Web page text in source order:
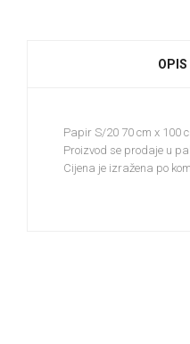
OPIS
Papir S/20 70 cm x 100
Proizvod se prodaje u
Cijena je izražena po